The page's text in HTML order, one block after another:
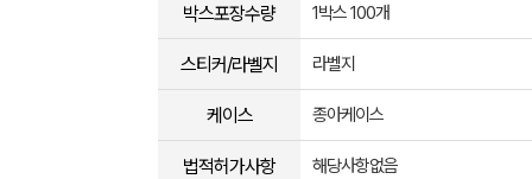
박스포장수량 1박스 100개
스티커/라벨지 라벨지
케이스 종아케이스
법적허가사항 해당사항없음